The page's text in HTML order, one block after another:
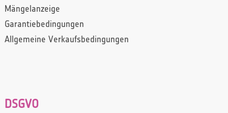
Mängelanzeige
Garantiebedingungen
Allgemeine Verkaufsbedingungen
DSGVO